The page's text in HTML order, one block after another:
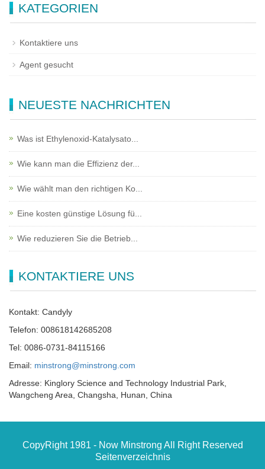
KATEGORIEN
Kontaktiere uns
Agent gesucht
NEUESTE NACHRICHTEN
Was ist Ethylenoxid-Katalysato...
Wie kann man die Effizienz der...
Wie wählt man den richtigen Ko...
Eine kosten günstige Lösung fü...
Wie reduzieren Sie die Betrieb...
KONTAKTIERE UNS
Kontakt: Candyly
Telefon: 008618142685208
Tel: 0086-0731-84115166
Email: minstrong@minstrong.com
Adresse: Kinglory Science and Technology Industrial Park,
Wangcheng Area, Changsha, Hunan, China
CopyRight 1981 - Now Minstrong All Right Reserved
Seitenverzeichnis